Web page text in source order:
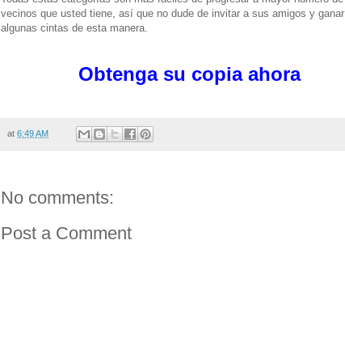
vecinos que usted tiene, así que no dude de invitar a sus amigos y ganar
algunas cintas de esta manera.
Obtenga su copia ahora
at 6:49 AM
No comments:
Post a Comment